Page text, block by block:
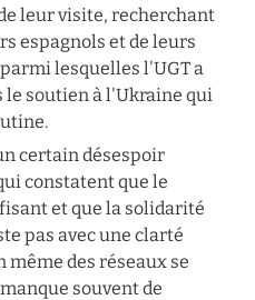
leur visite, recherchant
espagnols et de leurs
lesquelles l'UGT a
soutien à l'Ukraine qui
certain désespoir
constatent que le
et que la solidarité
pas avec une clarté
des réseaux se
souvent de